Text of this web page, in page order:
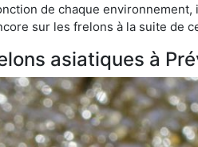
de chaque
sur les frelons à la suite de
asiatiques à